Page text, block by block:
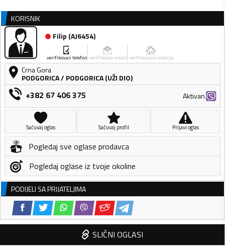
KORISNIK
Filip (AJ6454)
verifikovan telefon verifikovan email verifikovana lokacija
Crna Gora
PODGORICA/ PODGORICA (UŽI DIO)
+382 67 406 375 Aktivan
Sačuvaj oglas Sačuvaj profil Prijavi oglas
Pogledaj sve oglase prodavca
Pogledaj oglase iz tvoje okoline
PODIJELI SA PRIJATELJIMA
SLIČNI OGLASI